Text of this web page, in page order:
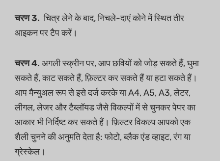
चरण 3. चित्र लेने के बाद, निचले-दाएं कोने में स्थित तीर
आइकन पर टैप करें।
चरण 4. अगली स्क्रीन पर, आप छवियों को जोड़ सकते हैं, घुमा
सकते हैं, काट सकते हैं, फ़िल्टर कर सकते हैं या हटा सकते हैं।
आप मैन्युअल रूप से इसे दर्ज करके या A4, A5, A3, लेटर,
लीगल, लेजर और टैब्लॉयड जैसे विकल्पों में से चुनकर पेपर का
आकार भी निर्दिष्ट कर सकते हैं। फ़िल्टर विकल्प आपको एक
शैली चुनने की अनुमति देता है: फोटो, ब्लैक एंड व्हाइट, रंग या
ग्रेस्केल।